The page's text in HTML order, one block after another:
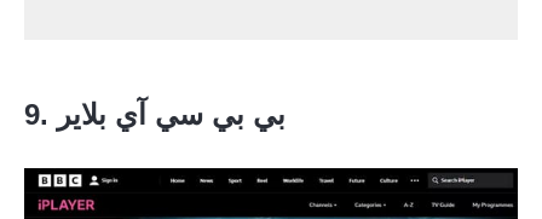
9. بي بي سي آي بلاير